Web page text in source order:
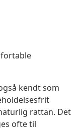
kendt som
rattan. Det
ofte til